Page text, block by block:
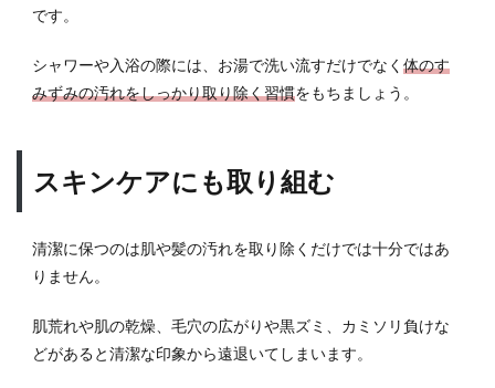
7.2
原色
清潔
て好
印象
う！
です。
シャワーや入浴の際には、お湯で洗い流すだけでなく 体のす
みずみの汚れをしっかり取り除く習慣をもちましょう。
スキンケアにも取り組む
清潔に保つのは肌や髪の汚れを取り除くだけでは十分ではあ
りません。
肌荒れや肌の乾燥、毛穴の広がりや黒ズミ、カミソリ負けな
どがあると清潔な印象から遠退いてしまいます。